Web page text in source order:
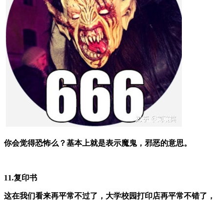
你会觉得恐怖么？基本上就是表示魔鬼，邪恶的意思。
11.复印书
这在我们看来再平常不过了，大学校园打印店再平常不错了，